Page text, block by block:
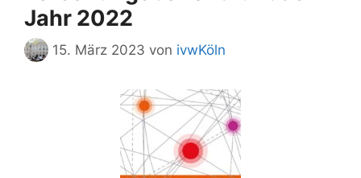
Jahr 2022
15. März 2023 von ivwKöln